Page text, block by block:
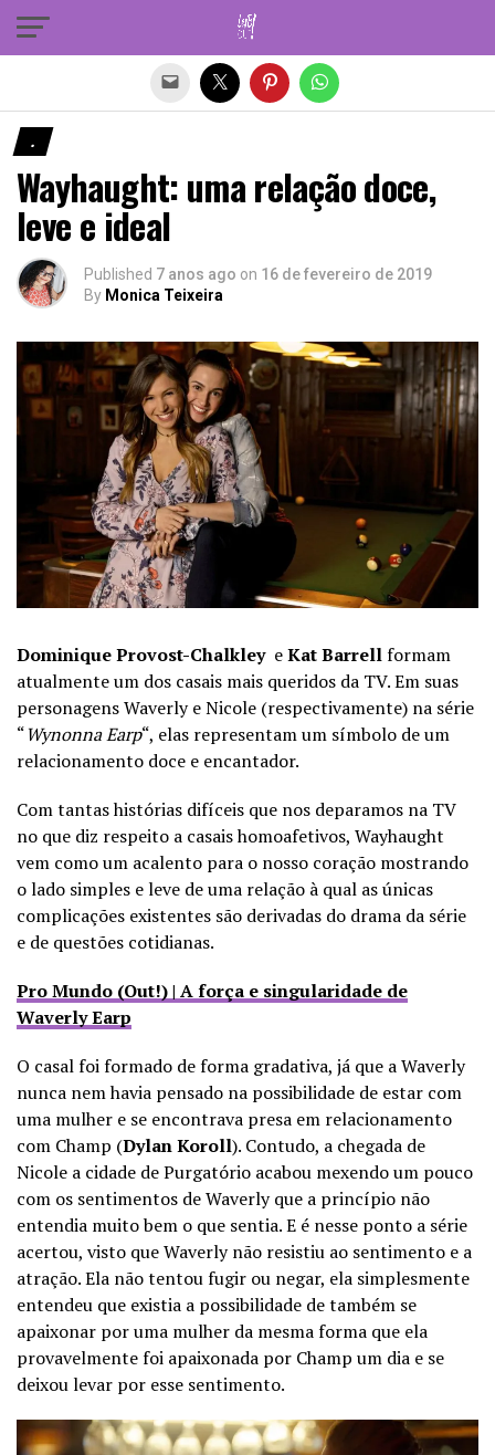
.
Wayhaught: uma relação doce,
leve e ideal
Published 7 anos ago on 16 de fevereiro de 2019
By Monica Teixeira
Dominique Provost-ChalkleyeKat Barrellformam
atualmente um dos casais mais queridos da TV. Em suas
personagens Waverly e Nicole (respectivamente) na série
“Wynonna Earp“, elas representam um símbolo de um
relacionamento doce e encantador.
Com tantas histórias difíceis que nos deparamos na TV
no que diz respeito a casais homoafetivos, Wayhaught
vem como um acalento para o nosso coração mostrando
o lado simples e leve de uma relação à qual as únicas
complicações existentes são derivadas do drama da série
e de questões cotidianas.
Pro Mundo (Out!) | A força e singularidade de
Waverly Earp
O casal foi formado de forma gradativa, já que a Waverly
nunca nem havia pensado na possibilidade de estar com
uma mulher e se encontrava presa em relacionamento
com Champ (Dylan Koroll). Contudo, a chegada de
Nicole a cidade de Purgatório acabou mexendo um pouco
com os sentimentos de Waverly que a princípio não
entendia muito bem o que sentia. E é nesse ponto a série
acertou, visto que Waverly não resistiu ao sentimento e a
atração. Ela não tentou fugir ou negar, ela simplesmente
entendeu que existia a possibilidade de também se
apaixonar por uma mulher da mesma forma que ela
provavelmente foi apaixonada por Champ um dia e se
deixou levar por esse sentimento.
Sair da versão mobile